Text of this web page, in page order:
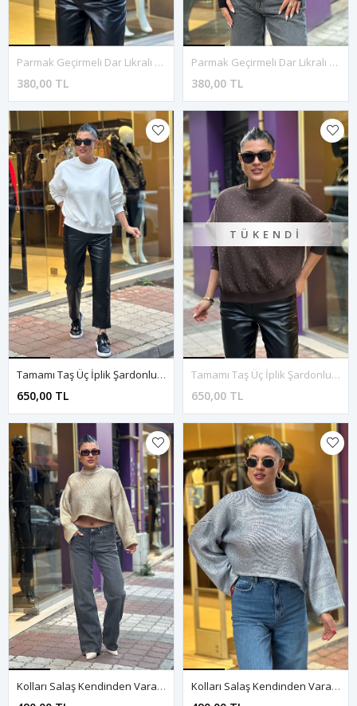
Parmak Geçirmeli Dar Likralı Bluz-Kahve
380,00 TL
Parmak Geçirmeli Dar Likralı Bluz-Siyah
380,00 TL
Tamamı Taş Üç İplik Şardonlu Sweatshirt-Beyaz
650,00 TL
TÜKENDI
Tamamı Taş Üç İplik Şardonlu Sweatshirt-Siyah
650,00 TL
Kolları Salaş Kendinden Varaklı Kazak-Gold Kolları Salaş Kendinden Varaklı Kazak-Mavi